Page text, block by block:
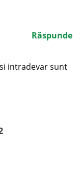
intradevar sunt
Răspunde